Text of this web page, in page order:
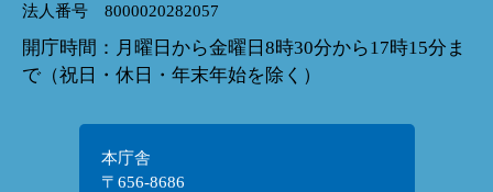
法人番号 8000020282057
開庁時間：月曜日から金曜日8時30分から17時15分ま
で（祝日・休日・年末年始を除く）
本庁舎
〒656-8686